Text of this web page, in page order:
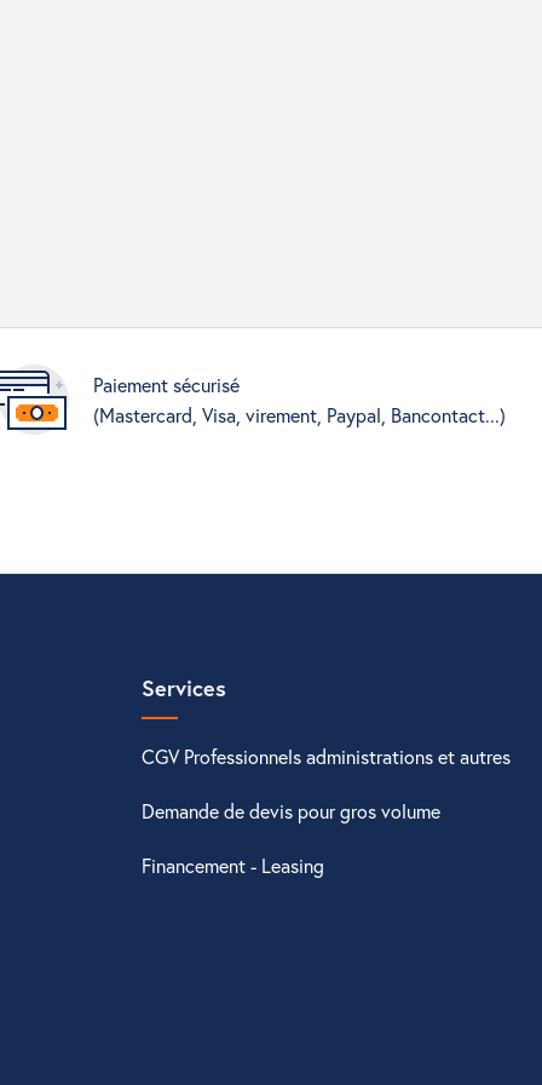
Paiement sécurisé
(Mastercard, Visa, virement, Paypal, Bancontact...)
Services
CGV Professionnels administrations et autres
Demande de devis pour gros volume
Financement - Leasing